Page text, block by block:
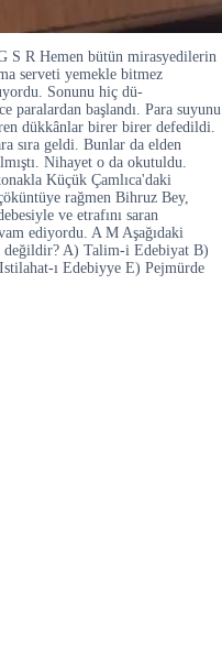
S R Hemen bütün mirasyedilerin
serveti yemekle bitmez
Sonunu hiç dü-
paralardan başlandı. Para suyunu
dükkânlar birer birer defedildi.
sıra geldi. Bunlar da elden
Nihayet o da okutuldu.
Küçük Çamlıca'daki
rağmen Bihruz Bey,
ve etrafını saran
ediyordu. A M Aşağıdaki
değildir? A) Talim-i Edebiyat B)
ı Edebiyye E) Pejmürde